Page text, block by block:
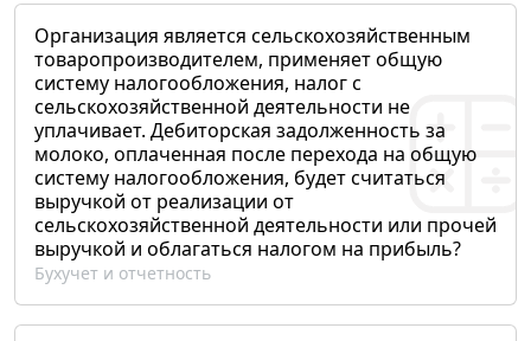
Организация является сельскохозяйственным
товаропроизводителем, применяет общую
систему налогообложения, налог с
сельскохозяйственной деятельности не
уплачивает. Дебиторская задолженность за
молоко, оплаченная после перехода на общую
систему налогообложения, будет считаться
выручкой от реализации от
сельскохозяйственной деятельности или прочей
выручкой и облагаться налогом на прибыль?
Бухучет и отчетность